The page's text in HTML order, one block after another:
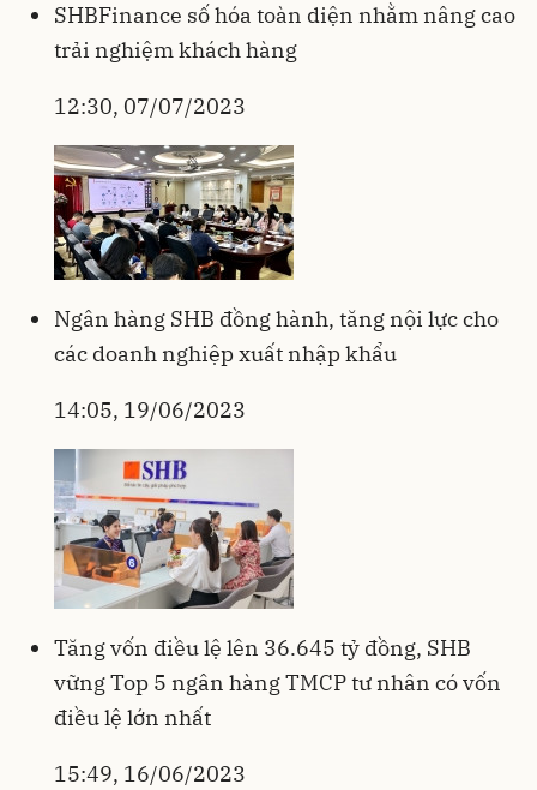
SHBFinance số hóa toàn diện nhằm nâng cao
trải nghiệm khách hàng
12:30, 07/07/2023
Ngân hàng SHB đồng hành, tăng nội lực cho
các doanh nghiệp xuất nhập khẩu
14:05, 19/06/2023
Tăng vốn điều lệ lên 36.645 tỷ đồng, SHB
vững Top 5 ngân hàng TMCP tư nhân có vốn
điều lệ lớn nhất
15:49, 16/06/2023